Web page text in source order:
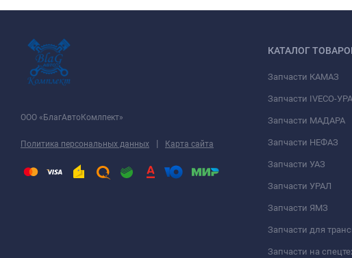
ООО «БлагАвтоКомлпект»
Политика персональных данных | Карта сайта
КАТАЛОГ
Запчасти КАМАЗ
Запчасти IVECO-
Запчасти МАДАРА
Запчасти НЕФАЗ
Запчасти УАЗ
Запчасти УРАЛ
Запчасти ЯМЗ
Запчасти для
Запчасти на